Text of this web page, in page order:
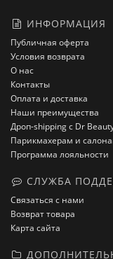
ИНФОРМАЦИЯ
Публичная оферта
Условия возврата
О нас
Контакты
Оплата и доставка
Наши преимущества
Дроп-shipping с Dr
Парикмахерам и
Программа лояльности
СЛУЖБА
Связаться с нами
Возврат товара
Карта сайта